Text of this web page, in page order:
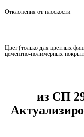
Отклонения от плоскости
Цвет (только для цветных
цементно-полимерных
из СП